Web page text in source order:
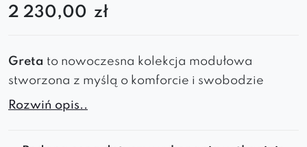
2 230,00 zł
Greta to nowoczesna kolekcja modułowa
stworzona z myślą o komforcie i swobodzie
aranżacji. Minimalistyczna forma, wygodne
Rozwiń opis..